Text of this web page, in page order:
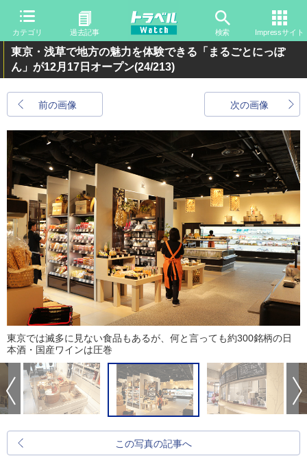
カテゴリ 過去記事 検索 Impressサイト
東京・浅草で地方の魅力を体験できる「まるごとにっぽ
ん」が12月17日オープン(24/213)
前の画像 次の画像
東京では滅多に見ない食品もあるが、何と言っても約300銘柄の日
本酒・国産ワインは圧巻
この写真の記事へ